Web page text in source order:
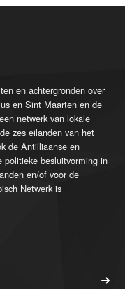
en achtergronden over
en Sint Maarten en de
netwerk van lokale
zes eilanden van het
de Antilliaanse en
politieke besluitvorming in
en/of voor de
Netwerk is